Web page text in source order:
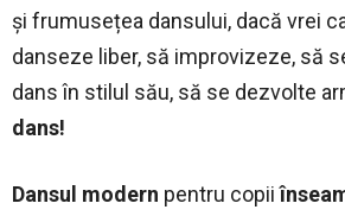
și frumusețea dansului, dacă vrei
danseze liber, să improvizeze, să
dans în stilul său, să se dezvolte
dans!
Dansul modern pentru copii